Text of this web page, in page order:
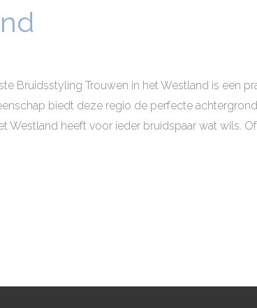
Bruidsstyling Trouwen in het Westland is een
biedt deze regio de perfecte
heeft voor ieder bruidspaar wat wils.